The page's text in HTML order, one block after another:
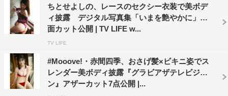
ちとせよしの、レースのセクシー衣装で美ボデ
ィ披露 デジタル写真集「いまを艶やかに」誌
面カット公開 | TV LIFE w...
TV LIFE
#Mooove!・赤間四季、おさげ髪×ビキニ姿でス
レンダー美ボディ披露『グラビアザテレビジョ
ン』アザーカット7点公開 |...